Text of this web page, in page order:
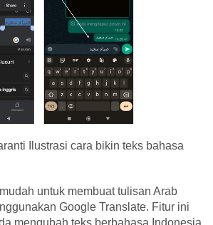
Ilustrasi cara bikin teks bahasa
untuk membuat tulisan Arab
Google Translate. Fitur ini